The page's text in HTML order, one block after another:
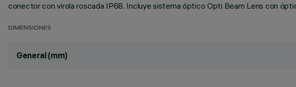
conector con virola roscada IP68. Incluye sistema óptico Opti Beam Lens con
DIMENSIONES
General (mm)